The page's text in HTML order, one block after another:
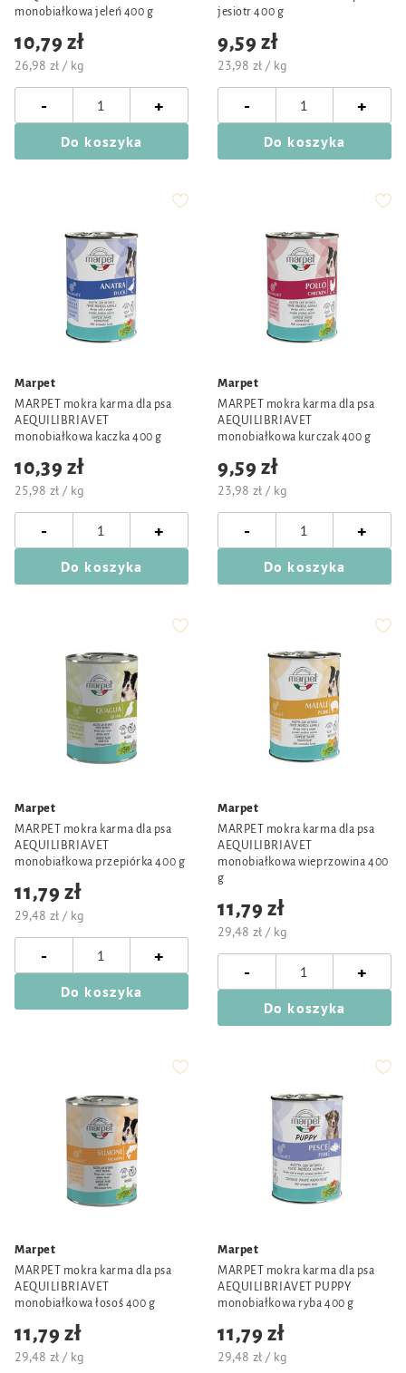
monobiałkowa jeleń 400 g
10,79 zł
26,98 zł / kg
- +
Do koszyka
jesiotr 400 g
9,59 zł
23,98 zł / kg
- +
Do koszyka
Marpet
MARPET mokra karma dla psa
AEQUILIBRIAVET
monobiałkowa kaczka 400 g
10,39 zł
25,98 zł / kg
- +
Do koszyka
Marpet
MARPET mokra karma dla psa
AEQUILIBRIAVET
monobiałkowa kurczak 400 g
9,59 zł
23,98 zł / kg
- +
Do koszyka
Marpet
MARPET mokra karma dla psa
AEQUILIBRIAVET
monobiałkowa przepiórka 400 g
11,79 zł
29,48 zł / kg
- +
Do koszyka
Marpet
MARPET mokra karma dla psa
AEQUILIBRIAVET
monobiałkowa wieprzowina 400
g
11,79 zł
29,48 zł / kg
- +
Do koszyka
Marpet
MARPET mokra karma dla psa
AEQUILIBRIAVET
monobiałkowa łosoś 400 g
11,79 zł
29,48 zł / kg
Marpet
MARPET mokra karma dla psa
AEQUILIBRIAVET PUPPY
monobiałkowa ryba 400 g
11,79 zł
29,48 zł / kg